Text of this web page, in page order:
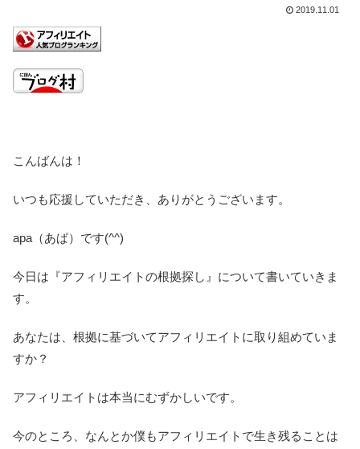
2019.11.01
こんばんは！
いつも応援していただき、ありがとうございます。
apa（あぱ）です(^^)
今日は『アフィリエイトの根拠探し』について書いていきま
す。
あなたは、根拠に基づいてアフィリエイトに取り組めていま
すか？
アフィリエイトは本当にむずかしいです。
今のところ、なんとか僕もアフィリエイトで生き残ることは